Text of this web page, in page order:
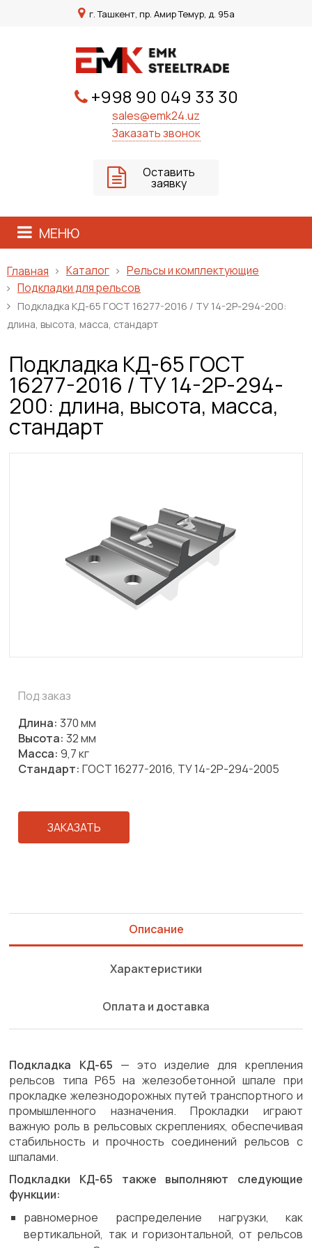
г. Ташкент, пр. Амир Темур, д. 95а
+998 90 049 33 30
sales@emk24.uz
Заказать звонок
Оставить
заявку
МЕНЮ
Главная Каталог
Рельсы и комплектующие
Подкладки для рельсов
Подкладка КД-65 ГОСТ 16277-2016 / ТУ 14-2Р-294-200:
длина, высота, масса, стандарт
Подкладка КД-65 ГОСТ
16277-2016 / ТУ 14-2Р-294-
200: длина, высота, масса,
стандарт
Под заказ
Длина: 370 мм
Высота: 32 мм
Масса: 9,7 кг
Стандарт: ГОСТ 16277-2016, ТУ 14-2Р-294-2005
ЗАКАЗАТЬ
Описание
Характеристики
Оплата и доставка
Подкладка КД-65 — это изделие для крепления
рельсов типа Р65 на железобетонной шпале при
прокладке железнодорожных путей транспортного и
промышленного назначения. Прокладки играют
важную роль в рельсовых скреплениях, обеспечивая
стабильность и прочность соединений рельсов с
шпалами.
Подкладки КД-65 также выполняют следующие
функции:
равномерное распределение нагрузки, как
вертикальной, так и горизонтальной, от рельсов